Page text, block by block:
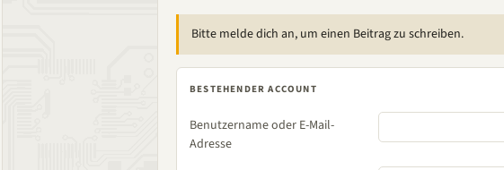
Bitte melde dich an, um einen Beitrag zu schreiben.
BESTEHENDER ACCOUNT
Benutzername oder E-Mail-
Adresse